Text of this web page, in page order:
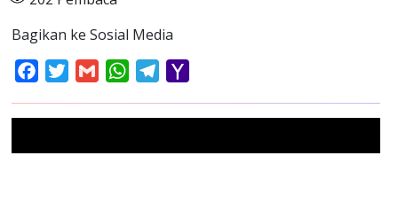
Bagikan ke Sosial Media
FacebookTwitterGmail WhatsAppTelegram